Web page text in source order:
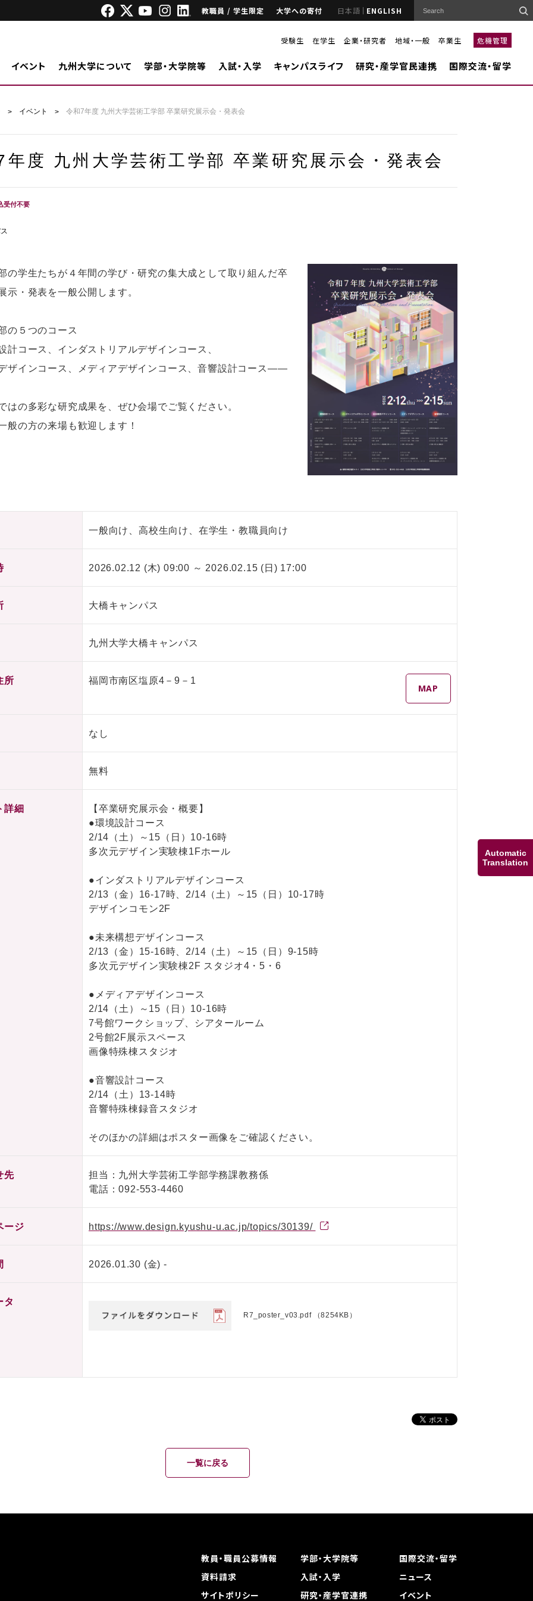
Automatic
Translation
教職員 / 学生限定 大学への寄付 日本語 ENGLISH
受験生 在学生 企業・研究者 地域・一般 卒業生 危機管理
イベント 九州大学について 学部・大学院等 入試・入学 キャンパスライフ 研究・産学官民連携 国際交流・留学
イベント 令和7年度 九州大学芸術工学部 卒業研究展示会・発表会
年度 九州大学芸術工学部 卒業研究展示会・発表会
受付不要
の学生たちが４年間の学び・研究の集大成として取り組んだ卒
示・発表を一般公開します。
の５つのコース
コース、インダストリアルデザインコース、
ザインコース、メディアデザインコース、音響設計コース――
はの多彩な研究成果を、ぜひ会場でご覧ください。
般の方の来場も歓迎します！
一般向け、高校生向け、在学生・教職員向け
2026.02.12 (木) 09:00 ～ 2026.02.15 (日) 17:00
大橋キャンパス
九州大学大橋キャンパス
所
MAP
福岡市南区塩原4－9－1
なし
無料
詳細
【卒業研究展示会・概要】
●環境設計コース
2/14（土）～15（日）10-16時
多次元デザイン実験棟1Fホール
●インダストリアルデザインコース
2/13（金）16-17時、2/14（土）～15（日）10-17時
デザインコモン2F
●未来構想デザインコース
2/13（金）15-16時、2/14（土）～15（日）9-15時
多次元デザイン実験棟2F スタジオ4・5・6
●メディアデザインコース
2/14（土）～15（日）10-16時
7号館ワークショップ、シアタールーム
2号館2F展示スペース
画像特殊棟スタジオ
●音響設計コース
2/14（土）13-14時
音響特殊棟録音スタジオ
そのほかの詳細はポスター画像をご確認ください。
先
担当：九州大学芸術工学部学務課教務係
電話：092-553-4460
ージ https://www.design.kyushu-u.ac.jp/topics/30139/
2026.01.30 (金) -
タ
R7_poster_v03.pdf （8254KB）
一覧に戻る
教員・職員公募情報 学部・大学院等
国際交流・留学
資料請求
入試・入学
ニュース
サイトポリシー
研究・産学官連携 イベント